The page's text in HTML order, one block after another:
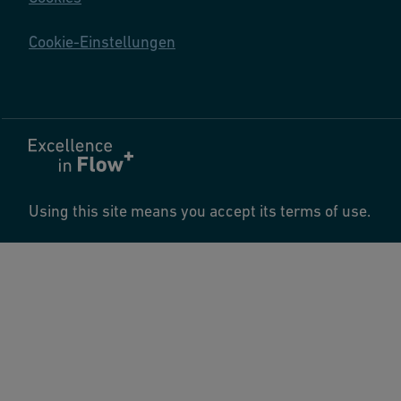
Cookie-Einstellungen
Using this site means you accept its terms of use.